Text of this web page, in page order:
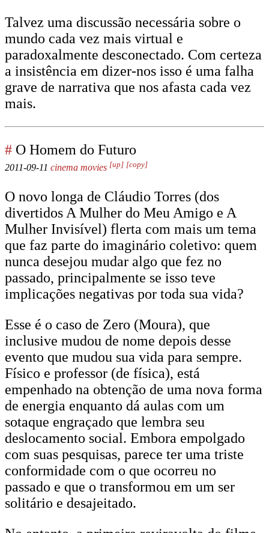
Talvez uma discussão necessária sobre o
mundo cada vez mais virtual e
paradoxalmente desconectado. Com certeza
a insistência em dizer-nos isso é uma falha
grave de narrativa que nos afasta cada vez
mais.
# O Homem do Futuro
2011-09-11 cinema movies [up] [copy]
O novo longa de Cláudio Torres (dos
divertidos A Mulher do Meu Amigo e A
Mulher Invisível) flerta com mais um tema
que faz parte do imaginário coletivo: quem
nunca desejou mudar algo que fez no
passado, principalmente se isso teve
implicações negativas por toda sua vida?
Esse é o caso de Zero (Moura), que
inclusive mudou de nome depois desse
evento que mudou sua vida para sempre.
Físico e professor (de física), está
empenhado na obtenção de uma nova forma
de energia enquanto dá aulas com um
sotaque engraçado que lembra seu
deslocamento social. Embora empolgado
com suas pesquisas, parece ter uma triste
conformidade com o que ocorreu no
passado e que o transformou em um ser
solitário e desajeitado.